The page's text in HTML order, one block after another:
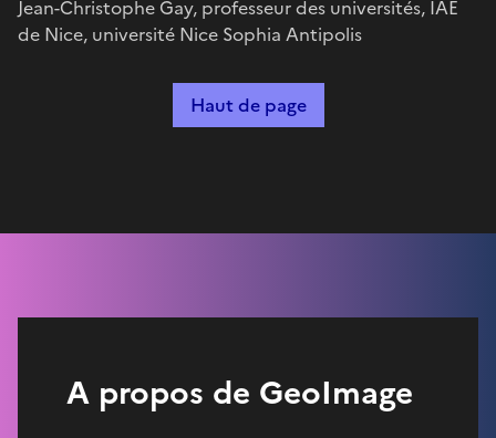
Jean-Christophe Gay, professeur des universités, IAE
de Nice, université Nice Sophia Antipolis
Haut de page
A propos de GeoImage